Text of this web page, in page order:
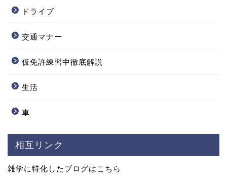
ドライブ
交通マナー
仮免許練習中徹底解説
生活
車
相互リンク
雑学に特化したブログはこちら